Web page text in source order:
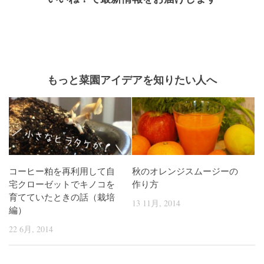
もっと菜園アイデアを知りたい人へ
コーヒー粕を再利用して自
宅クローゼットでキノコを
育てていたときの話（栽培
編）
22 6月, 2014
秋のオレンジスムージーの
作り方
13 11月, 2014